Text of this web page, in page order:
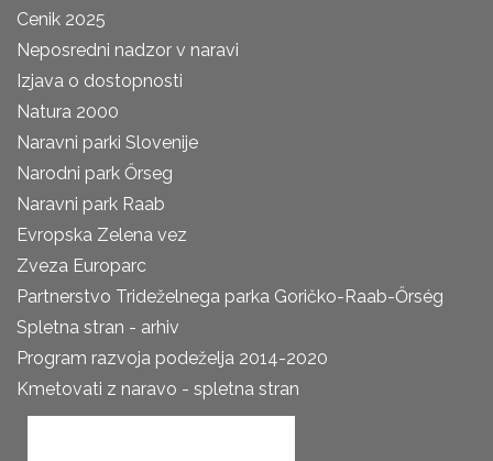
Cenik 2025
Neposredni nadzor v naravi
Izjava o dostopnosti
Natura 2000
Naravni parki Slovenije
Narodni park Őrseg
Naravni park Raab
Evropska Zelena vez
Zveza Europarc
Partnerstvo Trideželnega parka Goričko-Raab-Őrség
Spletna stran - arhiv
Program razvoja podeželja 2014-2020
Kmetovati z naravo - spletna stran